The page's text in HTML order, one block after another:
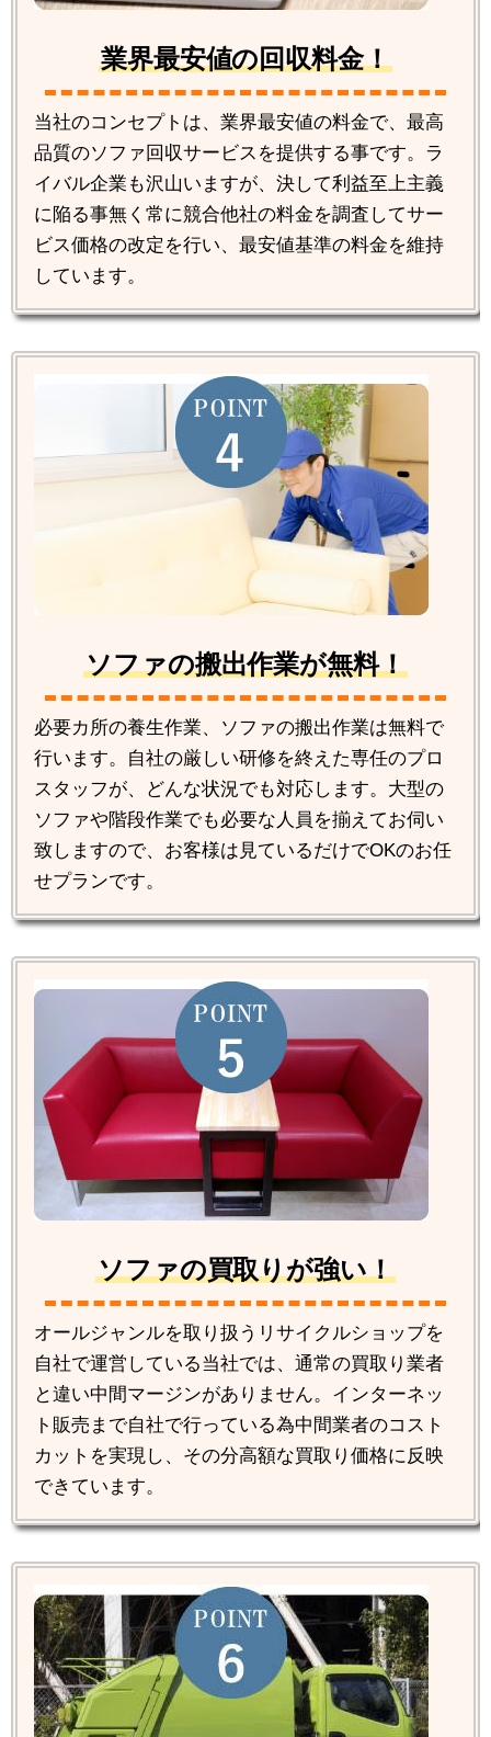
業界最安値の回収料金！
当社のコンセプトは、業界最安値の料金で、最高
品質のソファ回収サービスを提供する事です。ラ
イバル企業も沢山いますが、決して利益至上主義
に陥る事無く常に競合他社の料金を調査してサー
ビス価格の改定を行い、最安値基準の料金を維持
しています。
ソファの搬出作業が無料！
必要カ所の養生作業、ソファの搬出作業は無料で
行います。自社の厳しい研修を終えた専任のプロ
スタッフが、どんな状況でも対応します。大型の
ソファや階段作業でも必要な人員を揃えてお伺い
致しますので、お客様は見ているだけでOKのお任
せプランです。
ソファの買取りが強い！
オールジャンルを取り扱うリサイクルショップを
自社で運営している当社では、通常の買取り業者
と違い中間マージンがありません。インターネッ
ト販売まで自社で行っている為中間業者のコスト
カットを実現し、その分高額な買取り価格に反映
できています。